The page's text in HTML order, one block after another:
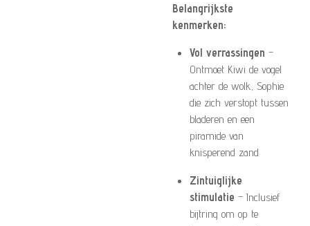
Belangrijkste
kenmerken:
Vol verrassingen –
Ontmoet Kiwi de vogel
achter de wolk, Sophie
die zich verstopt tussen
bladeren en een
piramide van
knisperend zand
Zintuiglijke
stimulatie – Inclusief
bijtring om op te